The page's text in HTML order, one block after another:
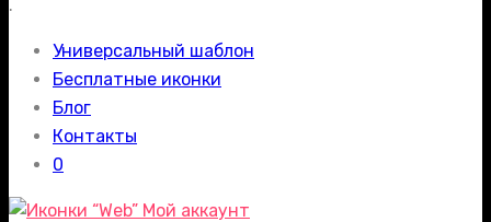
.
Универсальный шаблон
Бесплатные иконки
Блог
Контакты
0
Мой аккаунт